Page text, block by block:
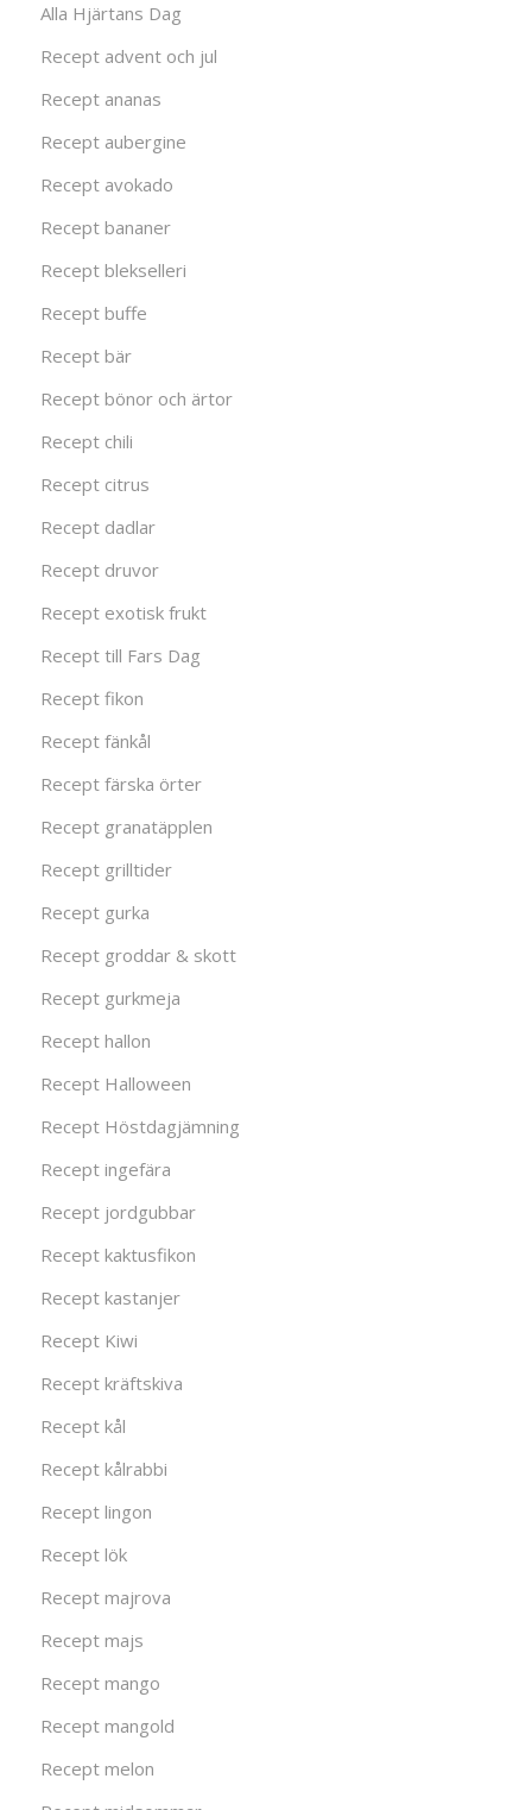
Alla Hjärtans Dag
Recept advent och jul
Recept ananas
Recept aubergine
Recept avokado
Recept bananer
Recept blekselleri
Recept buffe
Recept bär
Recept bönor och ärtor
Recept chili
Recept citrus
Recept dadlar
Recept druvor
Recept exotisk frukt
Recept till Fars Dag
Recept fikon
Recept fänkål
Recept färska örter
Recept granatäpplen
Recept grilltider
Recept gurka
Recept groddar & skott
Recept gurkmeja
Recept hallon
Recept Halloween
Recept Höstdagjämning
Recept ingefära
Recept jordgubbar
Recept kaktusfikon
Recept kastanjer
Recept Kiwi
Recept kräftskiva
Recept kål
Recept kålrabbi
Recept lingon
Recept lök
Recept majrova
Recept majs
Recept mango
Recept mangold
Recept melon